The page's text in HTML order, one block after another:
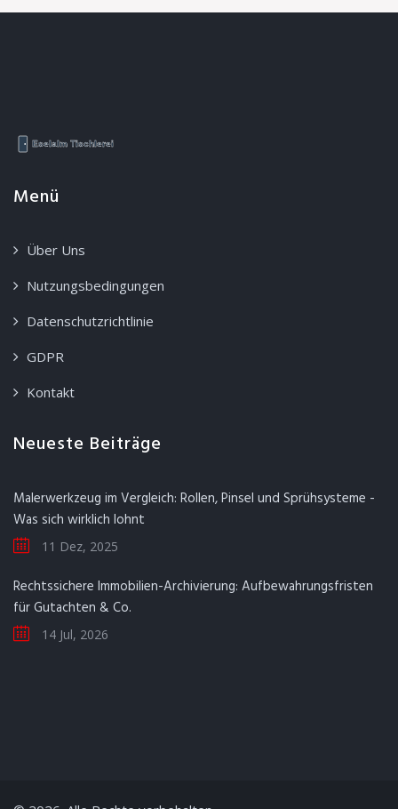
Menü
Über Uns
Nutzungsbedingungen
Datenschutzrichtlinie
GDPR
Kontakt
Neueste Beiträge
Malerwerkzeug im Vergleich: Rollen, Pinsel und Sprühsysteme -
Was sich wirklich lohnt
11 Dez, 2025
Rechtssichere Immobilien-Archivierung: Aufbewahrungsfristen
für Gutachten & Co.
14 Jul, 2026